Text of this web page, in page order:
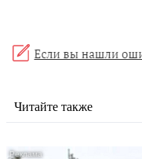
Читайте также